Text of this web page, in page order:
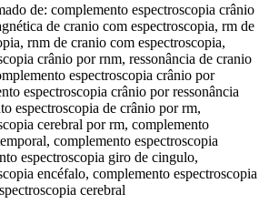
de: complemento espectroscopia crânio
de cranio com espectroscopia, rm de
rnm de cranio com espectroscopia,
crânio por rnm, ressonância de cranio
espectroscopia crânio por
espectroscopia crânio por ressonância
espectroscopia de crânio por rm,
cerebral por rm, complemento
complemento espectroscopia
espectroscopia giro de cingulo,
encéfalo, complemento espectroscopia
cerebral